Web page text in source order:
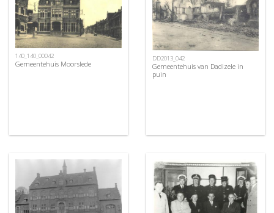
140_140_00042
Gemeentehuis Moorslede
DD2013_042
Gemeentehuis van Dadizele in
puin